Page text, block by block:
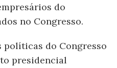
do
no Congresso.
políticas do Congresso
presidencial